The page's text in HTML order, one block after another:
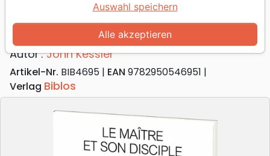
Le Maître et son disciple
Cours pour les nouveaux chrétiens
Autor :John Kessler
Artikel-Nr. BIB4695 EAN 9782950546951
Verlag Biblos
Alle akzeptieren
Auswahl speichern